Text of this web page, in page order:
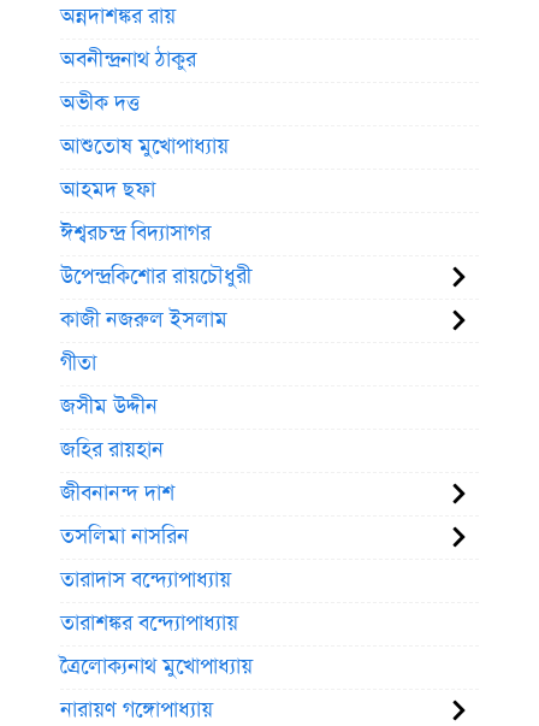
অন্নদাশঙ্কর রায়
অবনীন্দ্রনাথ ঠাকুর
অভীক দত্ত
আশুতোষ মুখোপাধ্যায়
আহমদ ছফা
ঈশ্বরচন্দ্র বিদ্যাসাগর
উপেন্দ্রকিশোর রায়চৌধুরী
কাজী নজরুল ইসলাম
গীতা
জসীম উদ্দীন
জহির রায়হান
জীবনানন্দ দাশ
তসলিমা নাসরিন
তারাদাস বন্দ্যোপাধ্যায়
তারাশঙ্কর বন্দ্যোপাধ্যায়
ত্রৈলোক্যনাথ মুখোপাধ্যায়
নারায়ণ গঙ্গোপাধ্যায়